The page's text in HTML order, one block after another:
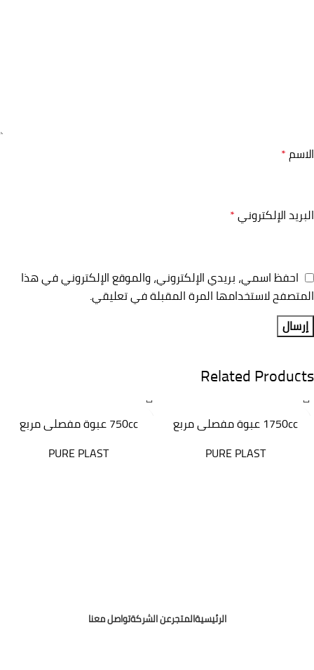
الاسم*
البريد الإلكتروني*
احفظ اسمي، بريدي الإلكتروني، والموقع الإلكتروني في هذا
المتصفح لاستخدامها المرة المقبلة في تعليقي.
Related Products
1750cc عبوة مفصلى مربع
PURE PLAST
750cc عبوة مفصلى مربع
PURE PLAST
الرئيسيةالمتجرعن الشركةتواصل معنا